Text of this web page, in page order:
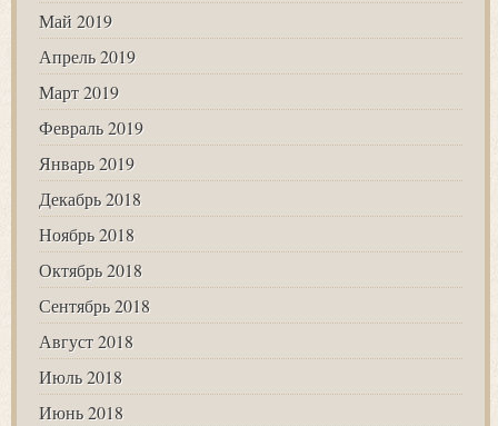
Май 2019
Апрель 2019
Март 2019
Февраль 2019
Январь 2019
Декабрь 2018
Ноябрь 2018
Октябрь 2018
Сентябрь 2018
Август 2018
Июль 2018
Июнь 2018